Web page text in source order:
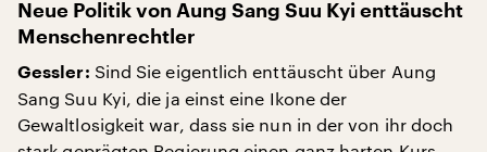
Neue Politik von Aung Sang Suu Kyi enttäuscht
Menschenrechtler
Gessler: Sind Sie eigentlich enttäuscht über Aung
Sang Suu Kyi, die ja einst eine Ikone der
Gewaltlosigkeit war, dass sie nun in der von ihr doch